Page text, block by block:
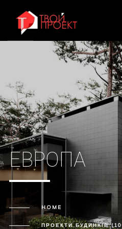
ЕВРОПА
HOME
ПРОЕКТИ БУДИНКІВ